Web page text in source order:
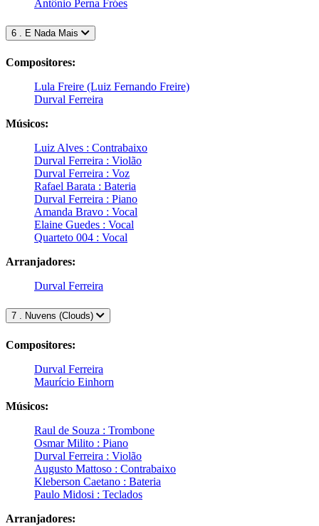
Antônio Perna Fróes
6 . E Nada Mais
Compositores:
Lula Freire (Luiz Fernando Freire)
Durval Ferreira
Músicos:
Luiz Alves : Contrabaixo
Durval Ferreira : Violão
Durval Ferreira : Voz
Rafael Barata : Bateria
Durval Ferreira : Piano
Amanda Bravo : Vocal
Elaine Guedes : Vocal
Quarteto 004 : Vocal
Arranjadores:
Durval Ferreira
7 . Nuvens (Clouds)
Compositores:
Durval Ferreira
Maurício Einhorn
Músicos:
Raul de Souza : Trombone
Osmar Milito : Piano
Durval Ferreira : Violão
Augusto Mattoso : Contrabaixo
Kleberson Caetano : Bateria
Paulo Midosi : Teclados
Arranjadores: